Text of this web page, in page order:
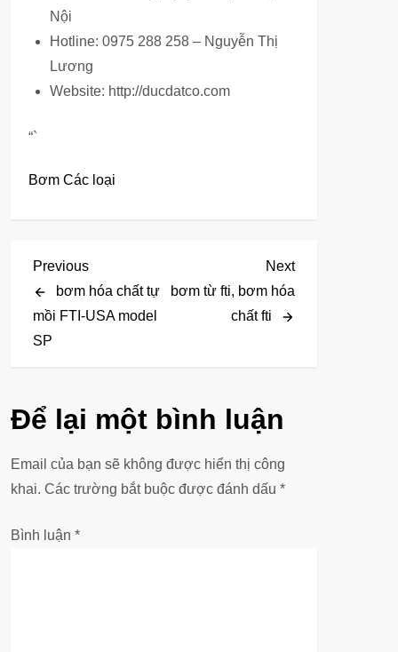
Nội
Hotline: 0975 288 258 – Nguyễn Thị
Lương
Website: http://ducdatco.com
“`
Bơm Các loại
Đ
i
ề
h
ư
n
Previous
Post
Previous
bơm hóa chất tự
mồi FTI-USA model
SP
Next
Next
bơm từ fti, bơm hóa
chất fti
Để lại một bình luận
Email của bạn sẽ không được hiển thị công
khai. Các trường bắt buộc được đánh dấu *
Bình luận *